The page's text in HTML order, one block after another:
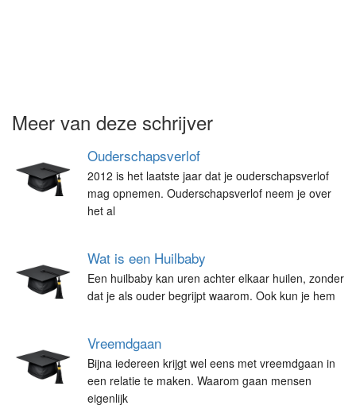
Meer van deze schrijver
Ouderschapsverlof
2012 is het laatste jaar dat je ouderschapsverlof
mag opnemen. Ouderschapsverlof neem je over
het al
Wat is een Huilbaby
Een huilbaby kan uren achter elkaar huilen, zonder
dat je als ouder begrijpt waarom. Ook kun je hem
Vreemdgaan
Bijna iedereen krijgt wel eens met vreemdgaan in
een relatie te maken. Waarom gaan mensen
eigenlijk